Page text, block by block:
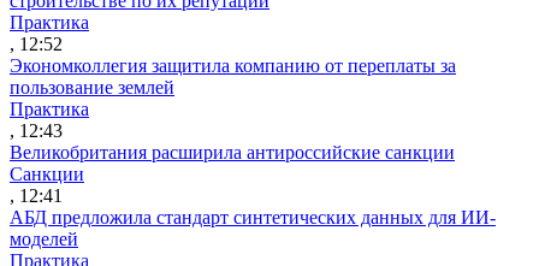
Практика
, 12:52
Экономколлегия защитила компанию от переплаты за
пользование землей
Практика
, 12:43
Великобритания расширила антироссийские санкции
Санкции
, 12:41
АБД предложила стандарт синтетических данных для ИИ-
моделей
Практика